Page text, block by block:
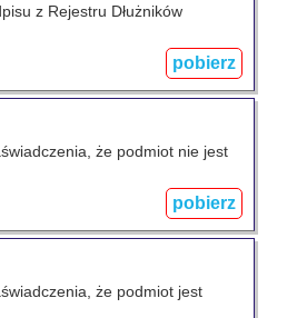
z Rejestru Dłużników
pobierz
że podmiot nie jest
pobierz
że podmiot jest